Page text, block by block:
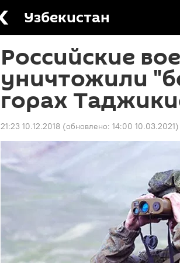
Узбекистан
Российские
уничтожили
горах
21:23 10.12.2018 (обновлено: 14:00 10.03.2021)